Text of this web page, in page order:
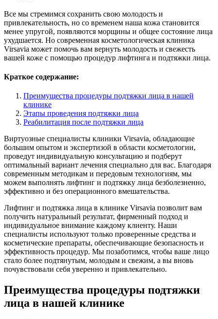
Все мы стремимся сохранить свою молодость и
привлекательность, но со временем наша кожа становится
менее упругой, появляются морщины и общее состояние лица
ухудшается. Но современная косметологическая клиника
Virsavia может помочь вам вернуть молодость и свежесть
вашей коже с помощью процедур лифтинга и подтяжки лица.
Краткое содержание:
Преимущества процедуры подтяжки лица в нашей
клинике
Этапы проведения подтяжки лица
Реабилитация после подтяжки лица
Виртуозные специалисты клиники Virsavia, обладающие
большим опытом и экспертизой в области косметологии,
проведут индивидуальную консультацию и подберут
оптимальный вариант лечения специально для вас. Благодаря
современным методикам и передовым технологиям, мы
можем выполнять лифтинг и подтяжку лица безболезненно,
эффективно и без операционного вмешательства.
Лифтинг и подтяжка лица в клинике Virsavia позволит вам
получить натуральный результат, фирменный подход и
индивидуальное внимание каждому клиенту. Наши
специалисты используют только проверенные средства и
косметические препараты, обеспечивающие безопасность и
эффективность процедур. Мы позаботимся, чтобы ваше лицо
стало более подтянутым, молодым и свежим, а вы вновь
почувствовали себя уверенно и привлекательно.
Преимущества процедуры подтяжки
лица в нашей клинике